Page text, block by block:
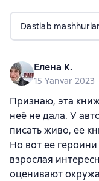
Dastlab
Елена К.
15 Yanvar 2023
Признаю, эта
неё не дала. У
писать живо, ее
Но вот ее
взрослая
оценивают